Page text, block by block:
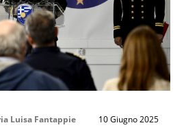
Luisa Fantappie 10 Giugno 2025